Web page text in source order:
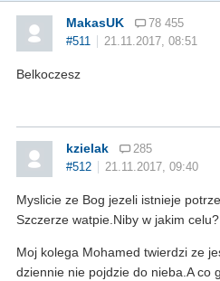
MakasUK
78 455
#511
21.11.2017, 08:51
Belkoczesz
kzielak
285
#512
21.11.2017, 09:40
Myslicie ze Bog jezeli istnieje
Szczerze watpie.Niby w jakim celu?
Moj kolega Mohamed twierdzi ze
dziennie nie pojdzie do nieba.A co